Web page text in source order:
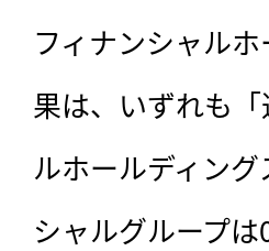
フィナンシャル
果は、いずれも
ルホールディン
シャルグループ